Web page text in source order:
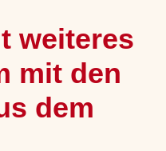
weiteres
mit den
dem